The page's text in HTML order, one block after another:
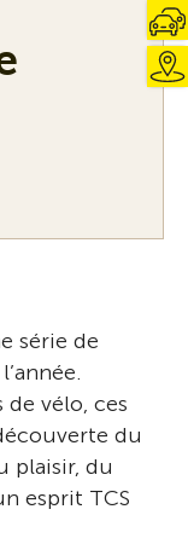
série de
vélo, ces
du
plaisir, du
esprit TCS